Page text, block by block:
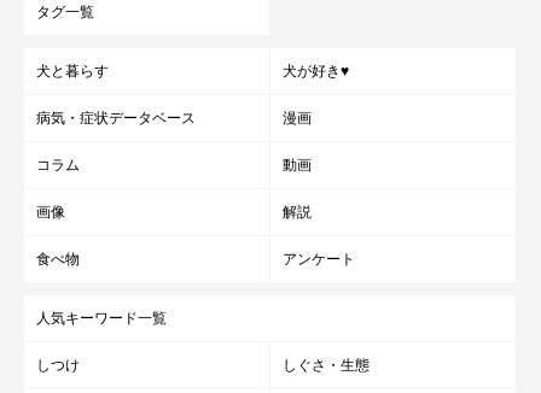
タグ一覧
犬と暮らす 犬が好き♥
病気・症状データベース 漫画
コラム 動画
画像 解説
食べ物 アンケート
人気キーワード一覧
しつけ しぐさ・生態